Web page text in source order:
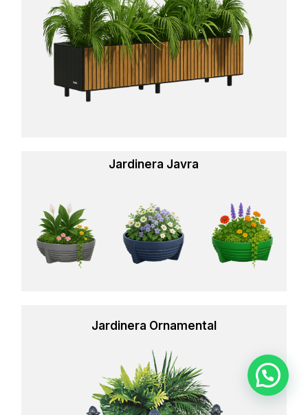
Jardinera Javra
Jardinera Ornamental
Learn
more